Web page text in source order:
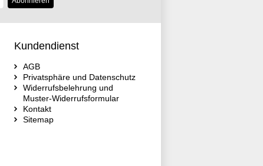
Kundendienst
AGB
Privatsphäre und Datenschutz
Widerrufsbelehrung und
Muster-Widerrufsformular
Kontakt
Sitemap